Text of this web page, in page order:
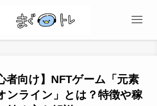
者向け】NFTゲーム「元素
ンライン」とは？特徴や稼